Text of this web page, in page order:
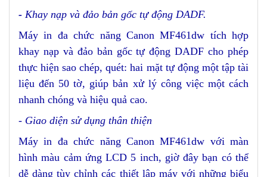
- Khay nạp và đảo bản gốc tự động DADF.
Máy in đa chức năng Canon MF461dw tích hợp
khay nạp và đảo bản gốc tự động DADF cho phép
thực hiện sao chép, quét: hai mặt tự động một tập tài
liệu đến 50 tờ, giúp bản xử lý công việc một cách
nhanh chóng và hiệu quả cao.
- Giao diện sử dụng thân thiện
Máy in đa chức năng Canon MF461dw với màn
hình màu cảm ứng LCD 5 inch, giờ đây bạn có thể
dễ dàng tùy chỉnh các thiết lập máy với những biểu